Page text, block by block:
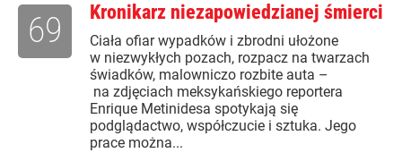
Kronikarz niezapowiedzianej śmierci
Ciała ofiar wypadków i zbrodni ułożone
w niezwykłych pozach, rozpacz na twarzach
świadków, malowniczo rozbite auta –
na zdjęciach meksykańskiego reportera
Enrique Metinidesa spotykają się
podglądactwo, współczucie i sztuka. Jego
prace można...
69